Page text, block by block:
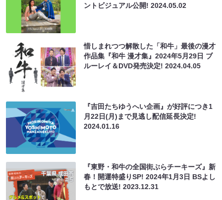
ントビジュアル公開!2024.05.02
惜しまれつつ解散した「和牛」最後の漫才
作品集『和牛 漫才集』2024年5月29日 ブ
ルーレイ＆DVD発売決定!2024.04.05
『吉田たちゆうへい企画』が好評につき1
月22日(月)まで見逃し配信延長決定!
2024.01.16
『東野・和牛の全国街ぶらチーキーズ』新
春！開運特盛りSP! 2024年1月3日 BSよし
もとで放送!2023.12.31